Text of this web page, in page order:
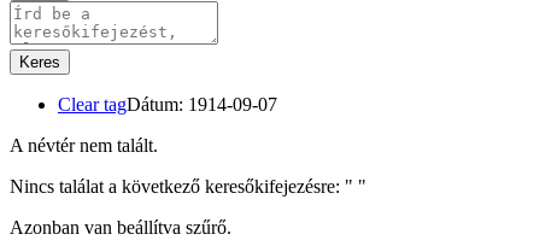
Keres
Clear tagDátum: 1914-09-07
A névtér nem talált.
Nincs találat a következő keresőkifejezésre: " "
Azonban van beállítva szűrő.